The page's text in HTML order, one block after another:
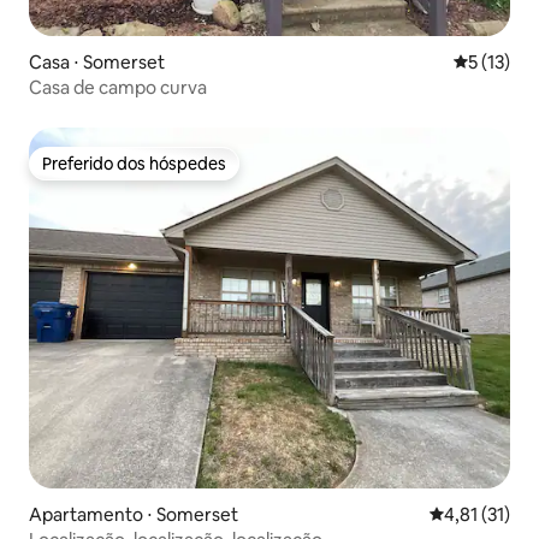
Casa ⋅ Somerset 5 de uma
5 (13)
Casa de campo curva
Preferido dos hóspedes
Preferido dos hóspedes
Apartamento ⋅ Somerset 4,81 de uma
4,81 (31)